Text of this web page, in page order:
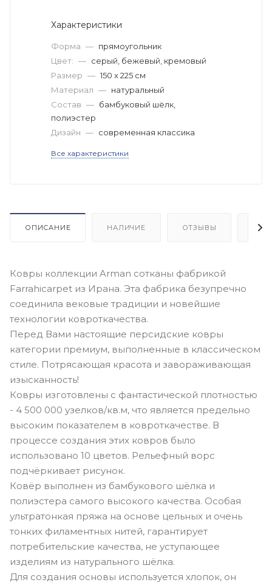
Характеристики
Форма — прямоугольник
Цвет: — серый, бежевый, кремовый
Размер — 150 x 225 см
Материал — натуральный
Состав — бамбуковый шёлк,
полиэстер
Дизайн — современная классика
Все характеристики
ОПИСАНИЕ НАЛИЧИЕ ОТЗЫВЫ
Ковры коллекции Arman сотканы фабрикой
Farrahicarpet из Ирана. Эта фабрика безупречно
соединила вековые традиции и новейшие
технологии ковроткачества.
Перед Вами настоящие персидские ковры
категории премиум, выполненные в классическом
стиле. Потрясающая красота и завораживающая
изысканность!
Ковры изготовлены с фантастической плотностью
- 4 500 000 узелков/кв.м, что является предельно
высоким показателем в ковроткачестве. В
процессе создания этих ковров было
использовано 10 цветов. Рельефный ворс
подчёркивает рисунок.
Ковёр выполнен из бамбукового шёлка и
полиэстера самого высокого качества. Особая
ультратонкая пряжа на основе цельных и очень
тонких филаментных нитей, гарантирует
потребительские качества, не уступающее
изделиям из натурального шёлка.
Для создания основы используется хлопок, он